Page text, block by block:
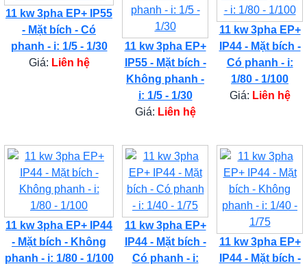
11 kw 3pha EP+ IP55
- Mặt bích - Có
phanh - i: 1/5 - 1/30
Giá: Liên hệ
11 kw 3pha EP+
IP55 - Mặt bích -
Không phanh -
i: 1/5 - 1/30
Giá: Liên hệ
11 kw 3pha EP+
IP44 - Mặt bích -
Có phanh - i:
1/80 - 1/100
Giá: Liên hệ
11 kw 3pha EP+ IP44
- Mặt bích - Không
phanh - i: 1/80 - 1/100
11 kw 3pha EP+
IP44 - Mặt bích -
Có phanh - i:
11 kw 3pha EP+
IP44 - Mặt bích -